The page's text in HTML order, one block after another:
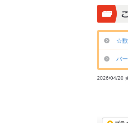
☆歓
バ
2026/04/20